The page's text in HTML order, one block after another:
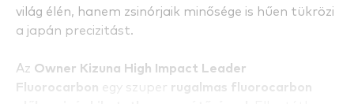
világ élén, hanem zsinórjaik minősége is hűen tükrözi
a japán precizitást.
Az Owner Kizuna High Impact Leader
Fluorocarbon egy szuper rugalmas fluorocarbon